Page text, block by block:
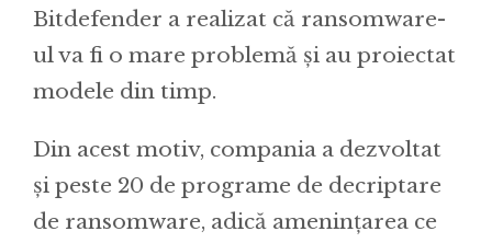
Bitdefender a realizat că ransomware-
ul va fi o mare problemă și au proiectat
modele din timp.
Din acest motiv, compania a dezvoltat
și peste 20 de programe de decriptare
de ransomware, adică amenințarea ce